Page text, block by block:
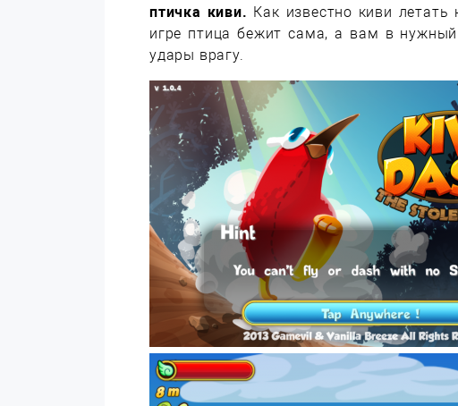
птичка киви. Как известно киви
игре птица бежит сама, а вам в
удары врагу.